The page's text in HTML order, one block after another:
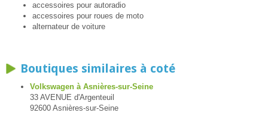
accessoires pour autoradio
accessoires pour roues de moto
alternateur de voiture
Boutiques similaires à coté
Volkswagen à Asnières-sur-Seine
33 AVENUE d'Argenteuil
92600 Asnières-sur-Seine